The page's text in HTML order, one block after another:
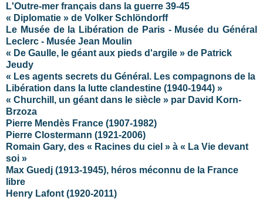
L'Outre-mer français dans la guerre 39-45
« Diplomatie » de Volker Schlöndorff
Le Musée de la Libération de Paris - Musée du Général
Leclerc - Musée Jean Moulin
« De Gaulle, le géant aux pieds d'argile » de Patrick
Jeudy
« Les agents secrets du Général. Les compagnons de la
Libération dans la lutte clandestine (1940-1944) »
« Churchill, un géant dans le siècle » par David Korn-
Brzoza
Pierre Mendès France (1907-1982)
Pierre Clostermann (1921-2006)
Romain Gary, des « Racines du ciel » à « La Vie devant
soi »
Max Guedj (1913-1945), héros méconnu de la France
libre
Henry Lafont (1920-2011)